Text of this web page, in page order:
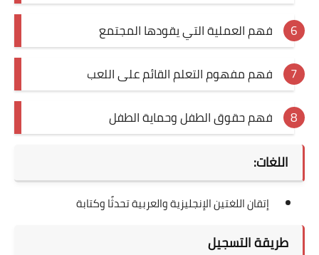
فهم العملية التي يقودها المجتمع
فهم مفهوم التعلم القائم على اللعب
فهم حقوق الطفل وحماية الطفل
اللغات:
إتقان اللغتين الإنجليزية والعربية تحدثًا وكتابة
طريقة التسجيل